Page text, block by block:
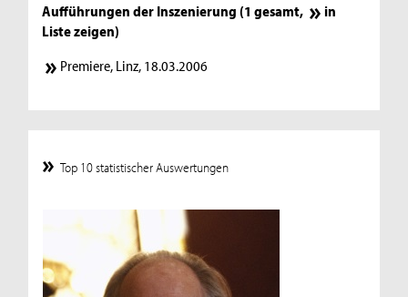
Aufführungen der Inszenierung (1 gesamt,
in
Liste zeigen)
Premiere, Linz, 18.03.2006
Top 10 statistischer Auswertungen